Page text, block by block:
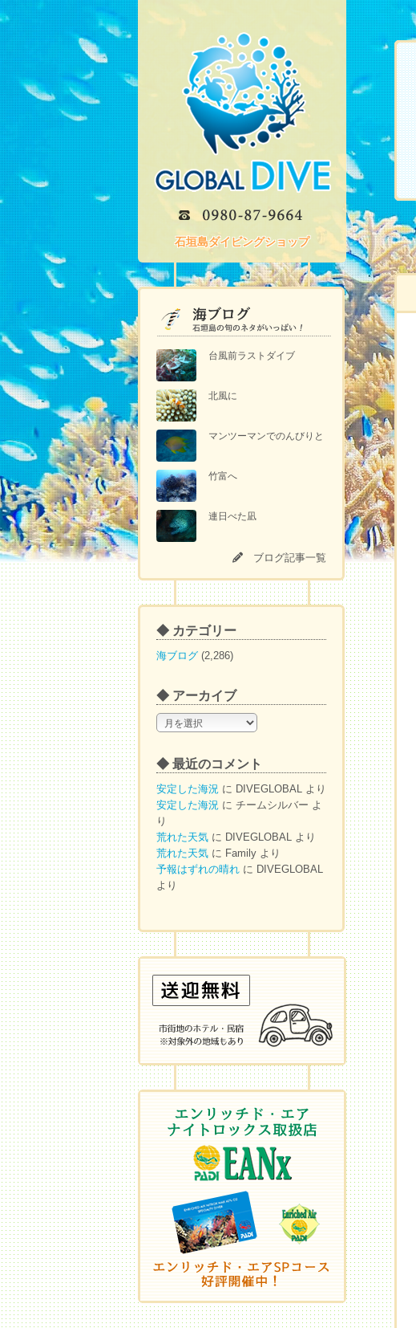
石垣島ダイビングショップ
台風前ラストダイブ
北風に
マンツーマンでのんびりと
竹富へ
連日べた凪
ブログ記事一覧
◆ カテゴリー
海ブログ (2,286)
◆ アーカイブ
◆
ア
カ
イ
ブ
◆ 最近のコメント
安定した海況 に DIVEGLOBAL より
安定した海況 に チームシルバー よ
り
荒れた天気 に DIVEGLOBAL より
荒れた天気 に Family より
予報はずれの晴れ に DIVEGLOBAL
より